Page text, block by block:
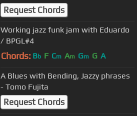
Johnson Interview by TOMO
FUJITA【デジマート・マガジン】
Request Chords
Working jazz funk jam with Eduardo
/ BPGL#4
Chords: Bb F Cm Am Gm G A
A Blues with Bending, Jazzy phrases
- Tomo Fujita
Request Chords